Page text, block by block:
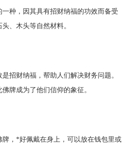
种，因其具有招财纳福的功效而备受
、木头等自然材料。
招财纳福，帮助人们解决财务问题。
牌成为了他们信仰的象征。
，*好佩戴在身上，可以放在钱包里或